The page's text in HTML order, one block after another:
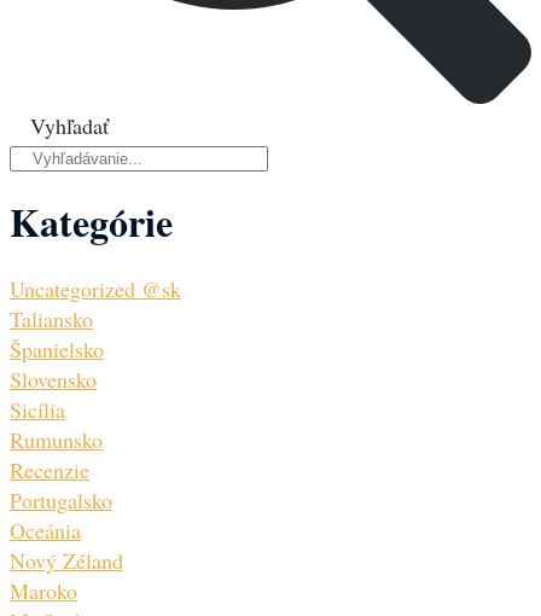
Vyhľadať
Kategórie
Uncategorized @sk
Taliansko
Španielsko
Slovensko
Sicília
Rumunsko
Recenzie
Portugalsko
Oceánia
Nový Zéland
Maroko